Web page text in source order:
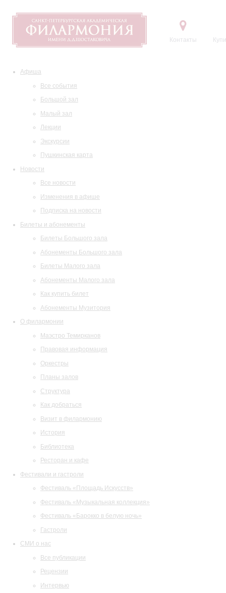
Контакты
Афиша
Все события
Большой зал
Малый зал
Лекции
Экскурсии
Пушкинская карта
Новости
Все новости
Изменения в афише
Подписка на новости
Билеты и абонементы
Билеты Большого зала
Абонементы Большого зала
Билеты Малого зала
Абонементы Малого зала
Как купить билет
Абонементы Музитория
О филармонии
Маэстро Темирканов
Правовая информация
Оркестры
Планы залов
Структура
Как добраться
Визит в филармонию
История
Библиотека
Ресторан и кафе
Фестивали и гастроли
Фестиваль «Площадь Искусств»
Фестиваль «Музыкальная коллекция»
Фестиваль «Барокко в белую ночь»
Гастроли
СМИ о нас
Все публикации
Рецензии
Интервью